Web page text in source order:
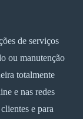
de serviços
ou manutenção
totalmente
e nas redes
e para